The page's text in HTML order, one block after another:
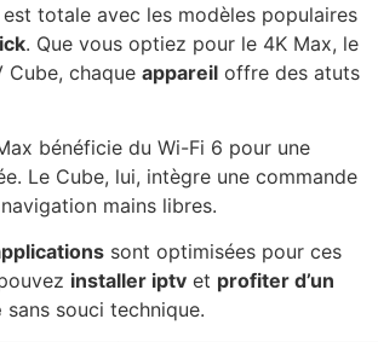
est totale avec les modèles populaires
. Que vous optiez pour le 4K Max, le
Cube, chaque appareil offre des atuts
bénéficie du Wi-Fi 6 pour une
Le Cube, lui, intègre une commande
mains libres.
sont optimisées pour ces
installer iptv et profiter d’un
sans souci technique.